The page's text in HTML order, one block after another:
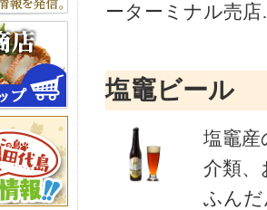
ーターミナル売
塩竈ビール
塩竈産
介類、
ふん